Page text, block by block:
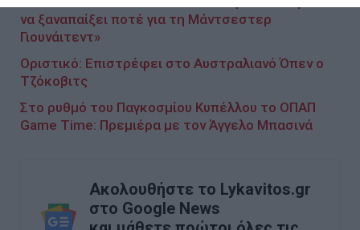
να ξαναπαίξει ποτέ για τη Μάντσεστερ
Γιουνάιτεντ»
Οριστικό: Επιστρέφει στο Αυστραλιανό Όπεν ο
Τζόκοβιτς
Στο ρυθμό του Παγκοσμίου Κυπέλλου το ΟΠΑΠ
Game Time: Πρεμιέρα με τον Άγγελο Μπασινά
Ακολουθήστε το Lykavitos.gr
στο Google News